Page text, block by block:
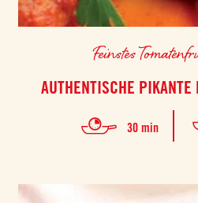
Feinstes
AUTHENTISCHE
30 min